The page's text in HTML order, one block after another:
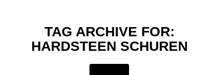
TAG ARCHIVE FOR:
HARDSTEEN SCHUREN